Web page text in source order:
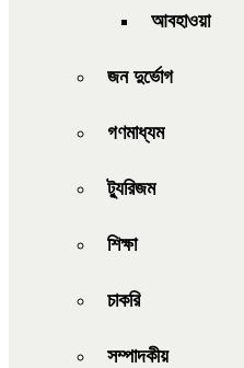
আবহাওয়া
জন দুর্ভোগ
গণমাধ্যম
ট্যুরিজম
শিক্ষা
চাকরি
সম্পাদকীয়